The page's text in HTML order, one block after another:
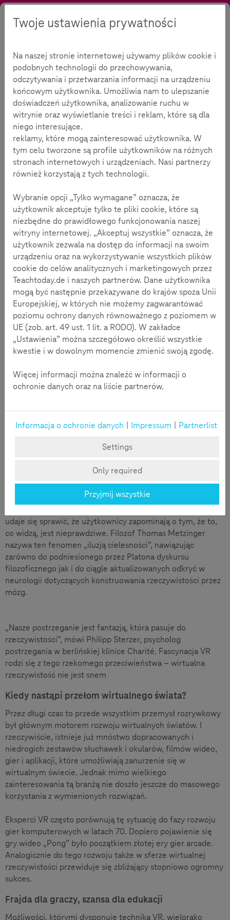
Szukaj Kontrast
Życie w iluzji 269
Czasu na czytanie:
Zdobyć zapierające dech w piersiach górskie
szczyty, wspinając się bez asekuracji. Jak orzeł
zataczać kręgi nad Paryżem. Albo jako kapitan
stanąć na mostku kapitańskim statku kosmicznego
świecie!
Wirtualna rzeczywistość powstaje wtedy, gdy ludzki mózg
przyjmuje za prawdę rzeczywistość przedstawioną przez
komputery. Człowiek zanurza się w przestrzeń, która nie jest
prawdziwa, mimo że wydaje się taką być. W zeszłych latach
chwalono VR, skrót od angielskiego słowa virtual reality,
wirtualną rzeczywistość, jako jedną z najbardziej
obiecujących technologii zarówno w przemyśle
rozrywkowym i badawczym jak i w obszarze edukacji.
Wirtualna rzeczywistość nie jest jednak niczym nowym.
Pierwsze konsole do gier pojawiły się już w latach 90. XX
wieku.
udaje się sprawić, że użytkownicy zapominają o tym, że to,
co widzą, jest nieprawdziwe. Filozof Thomas Metzinger
nazywa ten fenomen „iluzją cielesności”, nawiązując
zarówno do podniesionego przez Platona dyskursu
filozoficznego jak i do ciągle aktualizowanych odkryć w
neurologii dotyczących konstruowania rzeczywistości przez
mózg.
„Nasze postrzeganie jest fantazją, która pasuje do
rzeczywistości”, mówi Philipp Sterzer, psycholog
postrzegania w berlińskiej klinice Charité. Fascynacja VR
rodzi się z tego rzekomego przeciwieństwa – wirtualna
rzeczywistość nie jest snem
Kiedy nastąpi przełom wirtualnego świata?
Przez długi czas to przede wszystkim przemysł rozrywkowy
był głównym motorem rozwoju wirtualnych światów. I
rzeczywiście, istnieje już mnóstwo dopracowanych i
niedrogich zestawów słuchawek i okularów, filmów wideo,
gier i aplikacji, które umożliwiają zanurzenie się w
wirtualnym świecie. Jednak mimo wielkiego
zainteresowania tą branżą nie doszło jeszcze do masowego
korzystania z wymienionych rozwiązań.
Eksperci VR często porównują tę sytuację do fazy rozwoju
gier komputerowych w latach 70. Dopiero pojawienie się
gry wideo „Pong” było początkiem złotej ery gier arcade.
Analogicznie do tego rozwoju także w sferze wirtualnej
rzeczywistości przewiduje się zbliżający stopniowo ogromny
sukces.
Frajda dla graczy, szansa dla edukacji
Możliwości, którymi dysponuje technika VR, wielorako
Twoje ustawienia prywatności
Na naszej stronie internetowej używamy plików cookie i
podobnych technologii do przechowywania,
odczytywania i przetwarzania informacji na urządzeniu
końcowym użytkownika. Umożliwia nam to ulepszanie
doświadczeń użytkownika, analizowanie ruchu w
witrynie oraz wyświetlanie treści i reklam, które są dla
niego interesujące.
reklamy, które mogą zainteresować użytkownika. W
tym celu tworzone są profile użytkowników na różnych
stronach internetowych i urządzeniach. Nasi partnerzy
również korzystają z tych technologii.
Wybranie opcji „Tylko wymagane” oznacza, że
użytkownik akceptuje tylko te pliki cookie, które są
niezbędne do prawidłowego funkcjonowania naszej
witryny internetowej. „Akceptuj wszystkie” oznacza, że
użytkownik zezwala na dostęp do informacji na swoim
urządzeniu oraz na wykorzystywanie wszystkich plików
cookie do celów analitycznych i marketingowych przez
Teachtoday.de i naszych partnerów. Dane użytkownika
mogą być następnie przekazywane do krajów spoza Unii
Europejskiej, w których nie możemy zagwarantować
poziomu ochrony danych równoważnego z poziomem w
UE (zob. art. 49 ust. 1 lit. a RODO). W zakładce
„Ustawienia” można szczegółowo określić wszystkie
kwestie i w dowolnym momencie zmienić swoją zgodę.
Więcej informacji można znaleźć w informacji o
ochronie danych oraz na liście partnerów.
Informacja o ochronie danych Impressum
Partnerlist
Settings
Only required
Przyjmij wszystkie